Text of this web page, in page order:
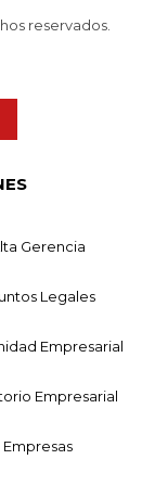
reservados.
Gerencia
Legales
Empresarial
Empresarial
Empresas